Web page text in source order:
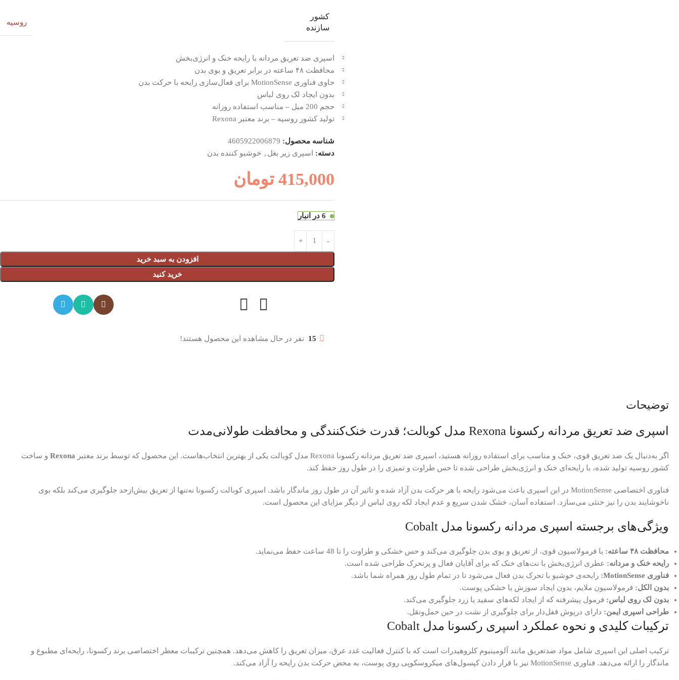
کشور
سازنده
روسیه
اسپری ضد تعریق مردانه با رایحه خنک و انرژی‌بخش
محافظت ۴۸ ساعته در برابر تعریق و بوی بدن
حاوی فناوری MotionSense برای فعال‌سازی رایحه با حرکت بدن
بدون ایجاد لک روی لباس
حجم 200 میل – مناسب استفاده روزانه
تولید کشور روسیه – برند معتبر Rexona
شناسه محصول: 4605922006879
دسته: اسپری زیر بغل , خوشبو کننده بدن
415,000 تومان
6 در انبار
افزودن به سبد خرید
خرید کنید
15 نفر در حال مشاهده این محصول هستند!
توضیحات
اسپری ضد تعریق مردانه رکسونا Rexona مدل کوبالت؛ قدرت خنک‌کنندگی و محافظت طولانی‌مدت
اگر به‌دنبال یک ضد تعریق قوی، خنک و مناسب برای استفاده روزانه هستید، اسپری ضد تعریق مردانه رکسونا Rexona مدل کوبالت یکی از بهترین انتخاب‌هاست. این محصول که توسط برند معتبر Rexona و ساخت
کشور روسیه تولید شده، با رایحه‌ای خنک و انرژی‌بخش طراحی شده تا حس طراوت و تمیزی را در طول روز حفظ کند.
فناوری اختصاصی MotionSense در این اسپری باعث می‌شود رایحه‌ با هر حرکت بدن آزاد شده و تاثیر آن در طول روز ماندگار باشد. اسپری کوبالت رکسونا نه‌تنها از تعریق بیش‌ازحد جلوگیری می‌کند بلکه بوی
ناخوشایند بدن را نیز خنثی می‌سازد. استفاده آسان، خشک شدن سریع و عدم ایجاد لکه روی لباس از دیگر مزایای این محصول است.
ویژگی‌های برجسته اسپری مردانه رکسونا مدل Cobalt
محافظت ۴۸ ساعته:
با فرمولاسیون قوی، از تعریق و بوی بدن جلوگیری می‌کند و حس خشکی و طراوت را تا 48 ساعت حفظ می‌نماید.
رایحه خنک و مردانه: عطری انرژی‌بخش با نت‌های خنک که برای آقایان فعال و پرتحرک طراحی شده است.
فناوری MotionSense:
رایحه‌ی خوشبو با تحرک بدن فعال می‌شود تا در تمام طول روز همراه شما باشد.
بدون الکل: فرمولاسیون ملایم، بدون ایجاد سوزش یا خشکی پوست.
بدون لک روی لباس: فرمول پیشرفته که از ایجاد لکه‌های سفید یا زرد جلوگیری می‌کند.
طراحی اسپری ایمن: دارای درپوش قفل‌دار برای جلوگیری از نشت در حین حمل‌ونقل.
ترکیبات کلیدی و نحوه عملکرد اسپری رکسونا مدل Cobalt
ترکیب اصلی این اسپری شامل مواد ضدتعریق مانند آلومینیوم کلروهیدرات است که با کنترل فعالیت غدد عرق، میزان تعریق را کاهش می‌دهد. همچنین ترکیبات معطر اختصاصی برند رکسونا، رایحه‌ای مطبوع و
ماندگار را ارائه می‌دهد. فناوری MotionSense نیز با قرار دادن کپسول‌های میکروسکوپی روی پوست، به محض حرکت بدن رایحه را آزاد می‌کند.